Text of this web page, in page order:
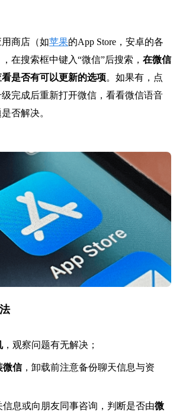
商店（如苹果的App Store，安卓的各
在搜索框中键入“微信”后搜索， 在微信
是否有可以更新的选项。如果有，点
完成后重新打开微信，看看微信语音
否解决。
，观察问题有无解决；
微信，卸载前注意备份聊天信息与资
信息或向朋友同事咨询，判断是否由微